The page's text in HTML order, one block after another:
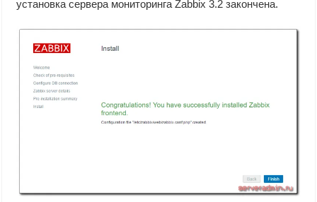
установка сервера мониторинга Zabbix 3.2 закончена.